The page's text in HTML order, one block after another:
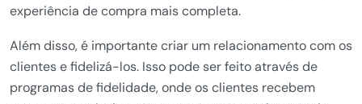
experiência de compra mais completa.
Além disso, é importante criar um relacionamento com os
clientes e fidelizá-los. Isso pode ser feito através de
programas de fidelidade, onde os clientes recebem